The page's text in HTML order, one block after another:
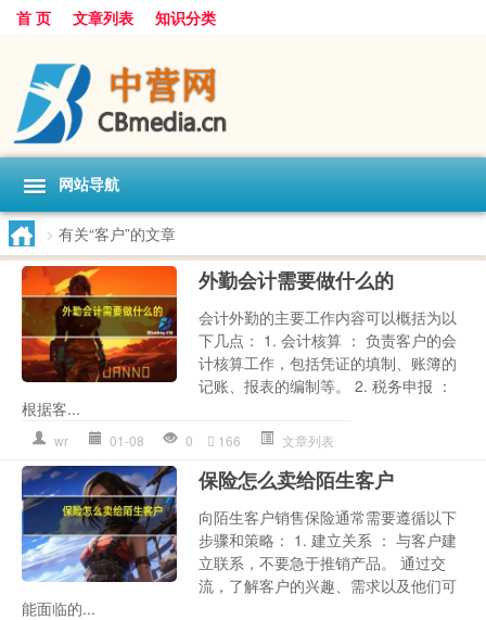
首 页 文章列表 知识分类
网站导航
> 有关“客户”的文章
外勤会计需要做什么的
会计外勤的主要工作内容可以概括为以
下几点： 1. 会计核算 ： 负责客户的会
计核算工作，包括凭证的填制、账簿的
记账、报表的编制等。 2. 税务申报 ：
根据客...
wr 01-08 0 166 文章列表
保险怎么卖给陌生客户
向陌生客户销售保险通常需要遵循以下
步骤和策略： 1. 建立关系 ： 与客户建
立联系，不要急于推销产品。 通过交
流，了解客户的兴趣、需求以及他们可
能面临的...